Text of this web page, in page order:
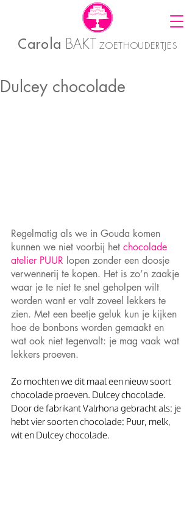
Carola BAKT ZOETHOUDERTJES
Dulcey chocolade
Regelmatig als we in Gouda komen
kunnen we niet voorbij het chocolade
atelier PUUR lopen zonder een doosje
verwennerij te kopen. Het is zo’n zaakje
waar je te niet te snel geholpen wilt
worden want er valt zoveel lekkers te
zien. Met een beetje geluk kun je kijken
hoe de bonbons worden gemaakt en
wat ook niet tegenvalt: je mag vaak wat
lekkers proeven.
Zo mochten we dit maal een nieuw soort
chocolade proeven. Dulcey chocolade.
Door de fabrikant Valrhona gebracht als: je
hebt vier soorten chocolade: Puur, melk,
wit en Dulcey chocolade.